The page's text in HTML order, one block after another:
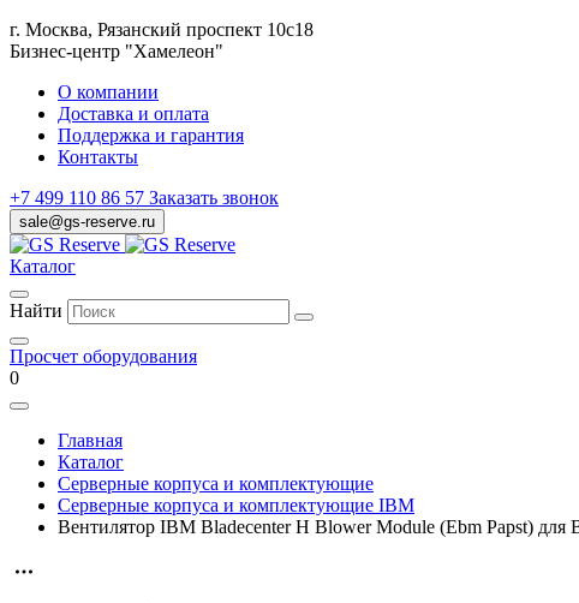
г. Москва, Рязанский проспект 10с18
Бизнес-центр "Хамелеон"
О компании
Доставка и оплата
Поддержка и гарантия
Контакты
+7 499 110 86 57 Заказать звонок
sale@gs-reserve.ru
Каталог
Найти
Просчет оборудования
0
Главная
Каталог
Серверные корпуса и комплектующие
Серверные корпуса и комплектующие IBM
Вентилятор IBM Bladecenter H Blower Module (Ebm Papst) для